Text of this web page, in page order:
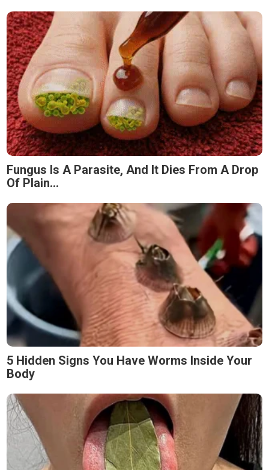
Fungus Is A Parasite, And It Dies From A Drop
Of Plain...
5 Hidden Signs You Have Worms Inside Your
Body